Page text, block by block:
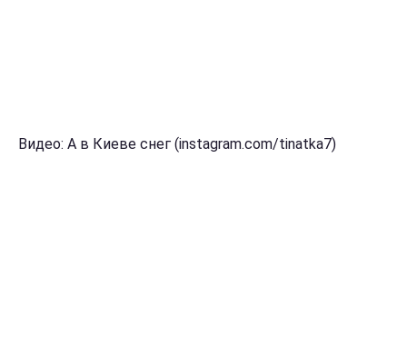
Видео: А в Киеве снег (instagram.com/tinatka7)